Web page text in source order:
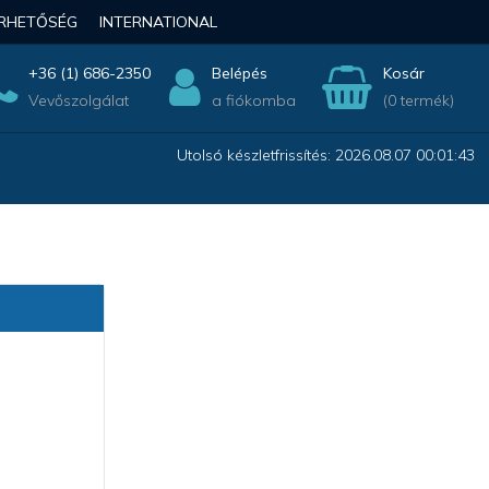
INTERNATIONAL
+36 (1) 686-2350
Vevőszolgálat
Belépés
a fiókomba
Kosár
(0 termék)
Utolsó készletfrissítés: 2026.08.07 00:01:43